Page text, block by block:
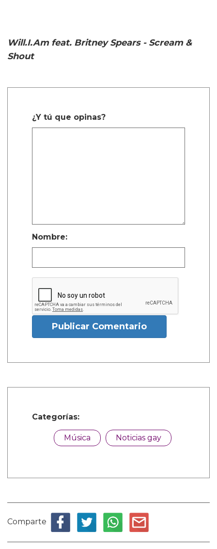
Will.I.Am feat. Britney Spears - Scream &
Shout
¿Y tú que opinas?
Nombre:
Publicar Comentario
Categorías:
Música Noticias gay
Comparte